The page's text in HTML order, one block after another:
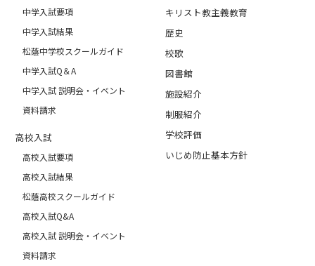
中学入試要項
中学入試結果
松蔭中学校スクールガイド
中学入試Q＆A
中学入試 説明会・イベント
資料請求
高校入試
高校入試要項
高校入試結果
松蔭高校スクールガイド
高校入試Q&A
高校入試 説明会・イベント
資料請求
キリスト教主義教育
歴史
校歌
図書館
施設紹介
制服紹介
学校評価
いじめ防止基本方針